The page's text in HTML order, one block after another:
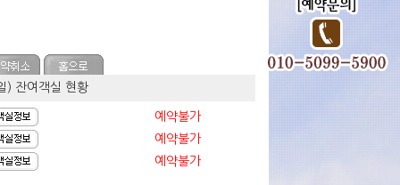
) 잔여객실 현황
예약불가
예약불가
예약불가